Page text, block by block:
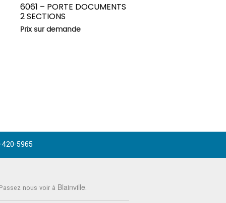
6061 – PORTE DOCUMENTS
2 SECTIONS
Prix sur demande
5965
nous voir à Blainville.